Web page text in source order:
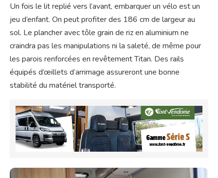
Un fois le lit replié vers l’avant, embarquer un vélo est un
jeu d’enfant. On peut profiter des 186 cm de largeur au
sol. Le plancher avec tôle grain de riz en aluminium ne
craindra pas les manipulations ni la saleté, de même pour
les parois renforcées en revêtement Titan. Des rails
équipés d’œillets d’arrimage assureront une bonne
stabilité du matériel transporté.